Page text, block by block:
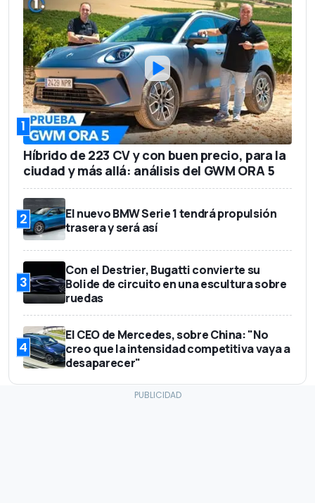
1
Híbrido de 223 CV y con buen precio, para la
ciudad y más allá: análisis del GWM ORA 5
2
El nuevo BMW Serie 1 tendrá propulsión
trasera y será así
3
Con el Destrier, Bugatti convierte su
Bolide de circuito en una escultura sobre
ruedas
4
El CEO de Mercedes, sobre China: "No
creo que la intensidad competitiva vaya a
desaparecer"